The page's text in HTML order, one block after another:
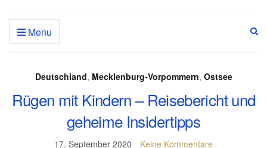
Menu
Deutschland, Mecklenburg-Vorpommern, Ostsee
Rügen mit Kindern – Reisebericht und
geheime Insidertipps
17. September 2020 Keine Kommentare